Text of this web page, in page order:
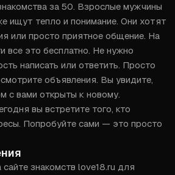
за 50. Взрослые мужчины
ищут тепло и понимание. Они хотят
или просто приятное общение. На
все это бесплатно. Не нужно
написать или ответить. Просто
объявления. Вы увидите,
с вами открыты к новому.
вы встретите того, кто
Попробуйте сами — это просто
знакомств love18.ru для